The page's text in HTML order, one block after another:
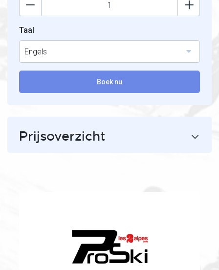
Taal
Engels
Boek nu
Prijsoverzicht